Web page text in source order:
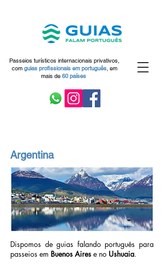
Passeios turísticos internacionais privativos,
com guias profissionais em português, em
mais de 60 países
Argentina
Dispomos de guias falando português para
passeios em Buenos Aires e no Ushuaia.